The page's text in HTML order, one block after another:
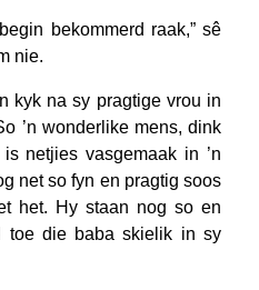
bekommerd raak,” sê
nie.
kyk na sy pragtige vrou in
’n wonderlike mens, dink
netjies vasgemaak in ’n
net so fyn en pragtig soos
het. Hy staan nog so en
toe die baba skielik in sy